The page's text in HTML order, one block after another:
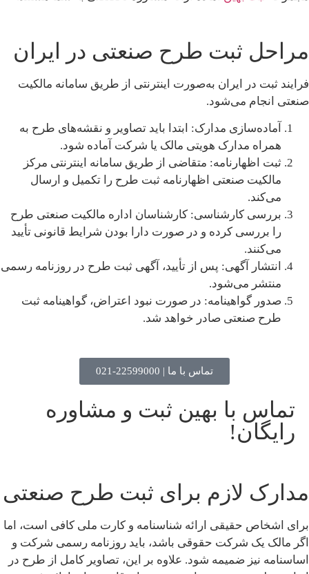
مراحل ثبت طرح صنعتی در ایران
فرایند ثبت در ایران به‌صورت اینترنتی از طریق سامانه مالکیت
صنعتی انجام می‌شود.
آماده‌سازی مدارک: ابتدا باید تصاویر و نقشه‌های طرح به
همراه مدارک هویتی مالک یا شرکت آماده شود.
ثبت اظهارنامه: متقاضی از طریق سامانه اینترنتی مرکز
مالکیت صنعتی اظهارنامه ثبت طرح را تکمیل و ارسال
می‌کند.
بررسی کارشناسی: کارشناسان اداره مالکیت صنعتی طرح
را بررسی کرده و در صورت دارا بودن شرایط قانونی تأیید
می‌کنند.
انتشار آگهی: پس از تأیید، آگهی ثبت طرح در روزنامه رسمی
منتشر می‌شود.
صدور گواهینامه: در صورت نبود اعتراض، گواهینامه ثبت
طرح صنعتی صادر خواهد شد.
تماس با ما | 22599000-021
تماس با بهین ثبت و مشاوره
رایگان!
مدارک لازم برای ثبت طرح صنعتی
برای اشخاص حقیقی ارائه شناسنامه و کارت ملی کافی است، اما
اگر مالک یک شرکت حقوقی باشد، باید روزنامه رسمی شرکت و
اساسنامه نیز ضمیمه شود. علاوه بر این، تصاویر کامل از طرح در